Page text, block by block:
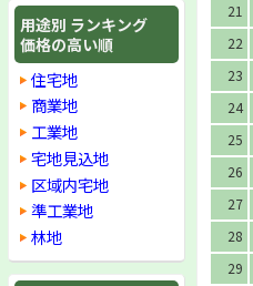
用途別 ランキング
価格の高い順
住宅地
商業地
工業地
宅地見込地
区域内宅地
準工業地
林地
21
22
23
24
25
26
27
28
29